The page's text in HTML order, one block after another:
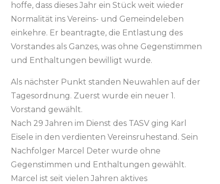
hoffe, dass dieses Jahr ein Stück weit wieder
Normalität ins Vereins- und Gemeindeleben
einkehre. Er beantragte, die Entlastung des
Vorstandes als Ganzes, was ohne Gegenstimmen
und Enthaltungen bewilligt wurde.
Als nächster Punkt standen Neuwahlen auf der
Tagesordnung. Zuerst wurde ein neuer 1.
Vorstand gewählt.
Nach 29 Jahren im Dienst des TASV ging Karl
Eisele in den verdienten Vereinsruhestand. Sein
Nachfolger Marcel Deter wurde ohne
Gegenstimmen und Enthaltungen gewählt.
Marcel ist seit vielen Jahren aktives